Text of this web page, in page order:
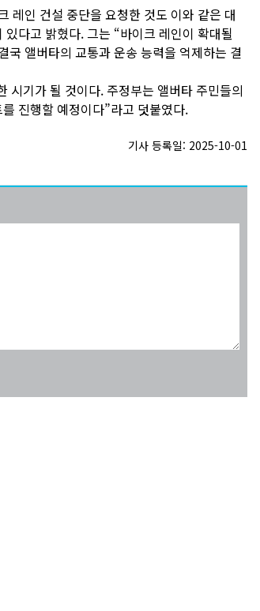
레인 건설 중단을 요청한 것도 이와 같은 대
다고 밝혔다. 그는 “바이크 레인이 확대될
국 앨버타의 교통과 운송 능력을 억제하는 결
시기가 될 것이다. 주정부는 앨버타 주민들의
진행할 예정이다”라고 덧붙였다.
기사 등록일: 2025-10-01